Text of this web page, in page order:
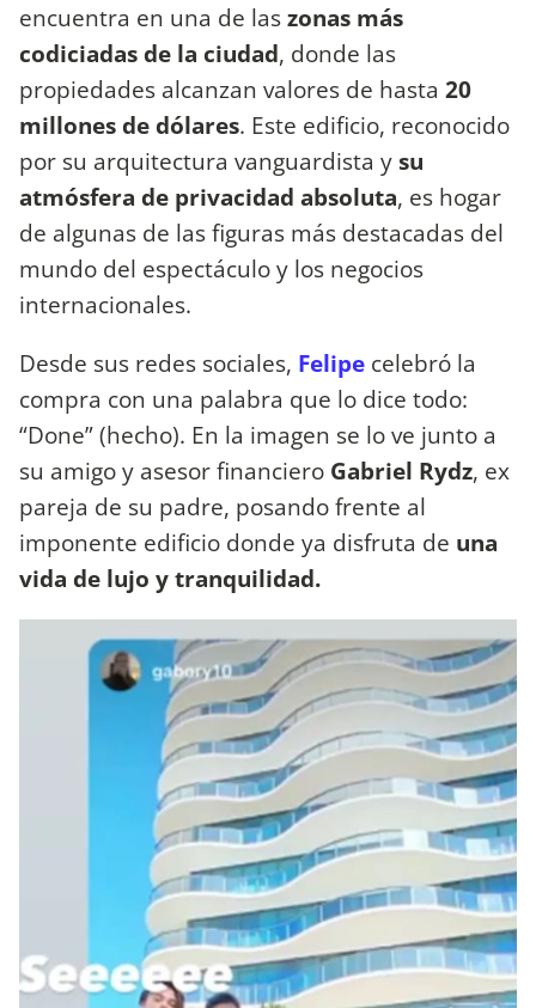
encuentra en una de laszonas más
codiciadas de la ciudad, donde las
propiedades alcanzan valores de hasta 20
millones de dólares. Este edificio, reconocido
por su arquitectura vanguardista ysu
atmósfera de privacidad absoluta, es hogar
de algunas de las figuras más destacadas del
mundo del espectáculo y los negocios
internacionales.
Desde sus redes sociales, Felipe celebró la
compra con una palabra que lo dice todo:
“Done” (hecho). En la imagen se lo ve junto a
su amigo y asesor financiero Gabriel Rydz, ex
pareja de su padre, posando frente al
imponente edificio donde ya disfruta de una
vida de lujo y tranquilidad.